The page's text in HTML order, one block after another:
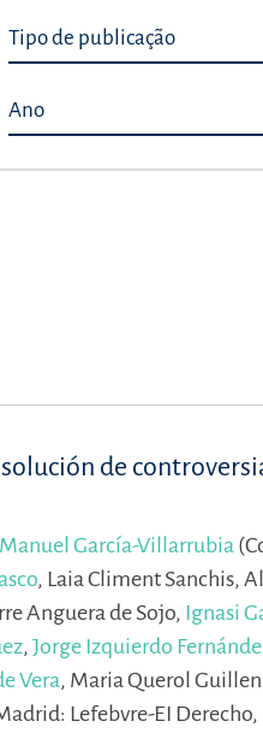
Tipo de publicação
Ano
de
Manuel García-Villarrubia
, Laia Climent Sanchis,
Anguera de Sojo, Ignasi
, Jorge Izquierdo
Vera, Maria Querol
Lefebvre-EI Derecho,